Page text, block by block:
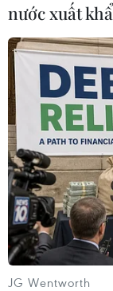
1977, trú tại
50 bộ loa
Công an đã
tượng liên
Đây là vụ án
mua bán, vận
ngoài cầm
nước để thuê
hàng hóa, loa
địa bàn Nghệ
thụ./.
nước xuất
JG Wentworth